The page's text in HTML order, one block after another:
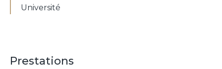
Université
Prestations